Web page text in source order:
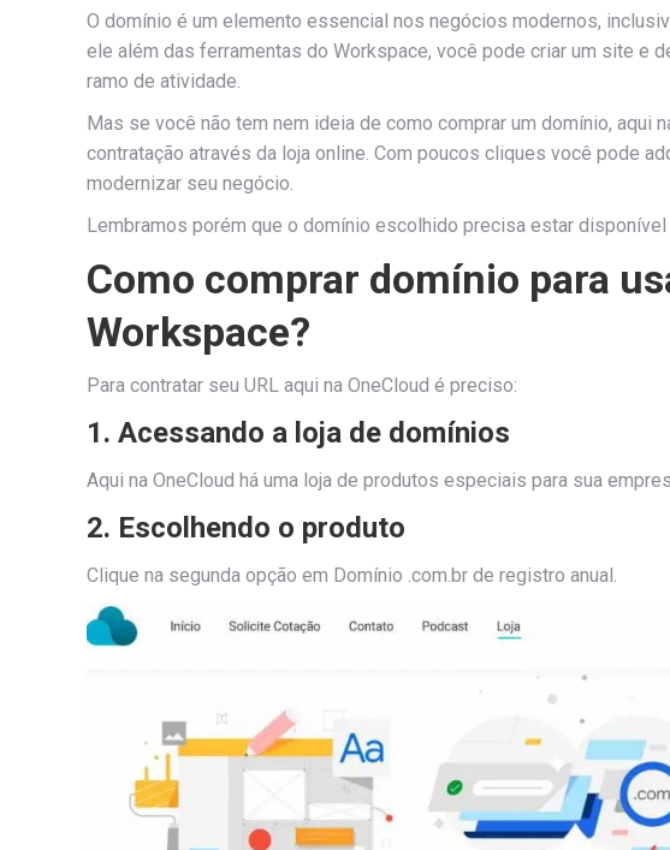
O domínio é um elemento essencial nos negócios modernos,
ele além das ferramentas do Workspace, você pode criar um site e
ramo de atividade.
Mas se você não tem nem ideia de como comprar um domínio, aqui
contratação através da loja online. Com poucos cliques você pode
modernizar seu negócio.
Lembramos porém que o domínio escolhido precisa estar disponível
Como comprar domínio para
Workspace?
Para contratar seu URL aqui na OneCloud é preciso:
1. Acessando a loja de domínios
Aqui na OneCloud há uma loja de produtos especiais para sua
2. Escolhendo o produto
Clique na segunda opção em Domínio .com.br de registro anual.